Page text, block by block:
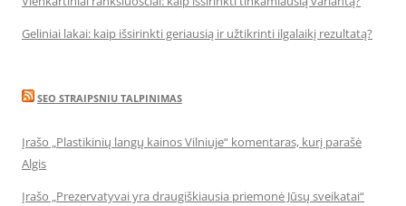
Geliniai lakai: kaip išsirinkti geriausią ir užtikrinti ilgalaikį rezultatą?
SEO STRAIPSNIU TALPINIMAS
Įrašo „Plastikinių langų kainos Vilniuje“ komentaras, kurį parašė
Algis
Įrašo „Prezervatyvai yra draugiškiausia priemonė Jūsų sveikatai“